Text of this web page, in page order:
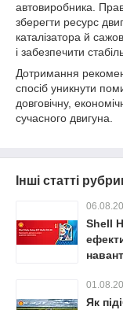
автовиробника.
зберегти ресурс
каталізатора й
і забезпечити
Дотримання
спосіб уникнути
довговічну,
сучасного двигуна.
Інші статті
Shell
Як